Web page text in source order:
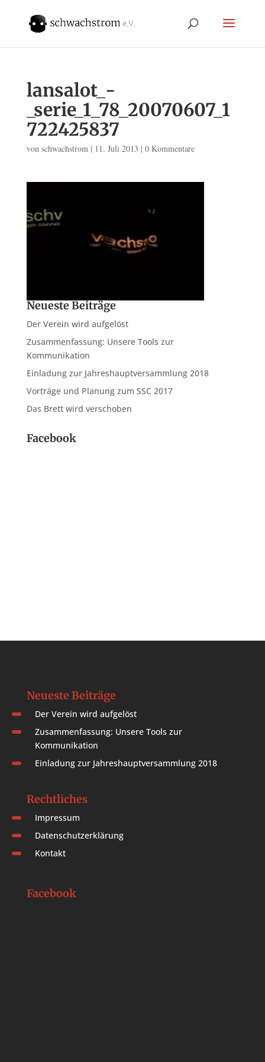
lansalot_-
_serie_1_78_20070607_1
722425837
von schwachstrom| 11. Juli 2013 | 0 Kommentare
Neueste Beiträge
Der Verein wird aufgelöst
Zusammenfassung: Unsere Tools zur
Kommunikation
Einladung zur Jahreshauptversammlung 2018
Vorträge und Planung zum SSC 2017
Das Brett wird verschoben
Facebook
Neueste Beiträge
Der Verein wird aufgelöst
Zusammenfassung: Unsere Tools zur
Kommunikation
Einladung zur Jahreshauptversammlung 2018
Rechtliches
Impressum
Datenschutzerklärung
Kontakt
Facebook